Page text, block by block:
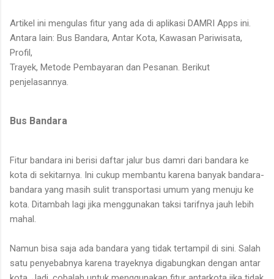
Artikel ini mengulas fitur yang ada di aplikasi DAMRI Apps ini.
Antara lain: Bus Bandara, Antar Kota, Kawasan Pariwisata,
Profil,
Trayek, Metode Pembayaran dan Pesanan. Berikut
penjelasannya.
Bus Bandara
Fitur bandara ini berisi daftar jalur bus damri dari bandara ke
kota di sekitarnya. Ini cukup membantu karena banyak bandara-
bandara yang masih sulit transportasi umum yang menuju ke
kota. Ditambah lagi jika menggunakan taksi tarifnya jauh lebih
mahal.
Namun bisa saja ada bandara yang tidak tertampil di sini. Salah
satu penyebabnya karena trayeknya digabungkan dengan antar